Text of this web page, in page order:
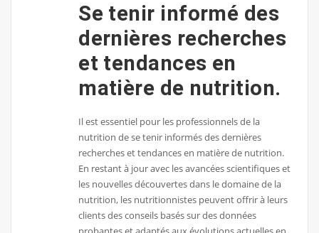
Se tenir informé des
dernières recherches
et tendances en
matière de nutrition.
Il est essentiel pour les professionnels de la
nutrition de se tenir informés des dernières
recherches et tendances en matière de nutrition.
En restant à jour avec les avancées scientifiques et
les nouvelles découvertes dans le domaine de la
nutrition, les nutritionnistes peuvent offrir à leurs
clients des conseils basés sur des données